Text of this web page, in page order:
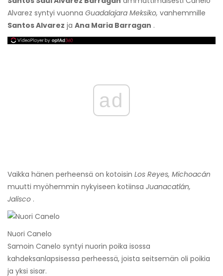
Alvarez syntyi vuonna Guadalajara Meksiko, vanhemmille
Santos Alvarez ja Ana Maria Barragan .
ad
Vaikka hänen perheensä on kotoisin Los Reyes, Michoacán
muutti myöhemmin nykyiseen kotiinsa Juanacatlán,
Jalisco .
Nuori Canelo
Samoin Canelo syntyi nuorin poika isossa
kahdeksanlapsisessa perheessä, joista seitsemän oli poikia
ja yksi sisar.